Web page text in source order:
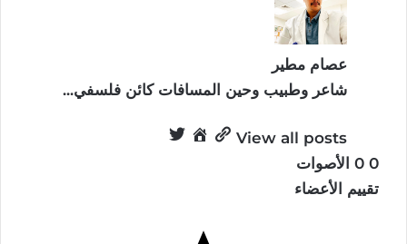
عصام مطير
شاعر وطبيب وحين المسافات كائن فلسفي...
View all posts
0
0 الأصوات
تقييم الأعضاء